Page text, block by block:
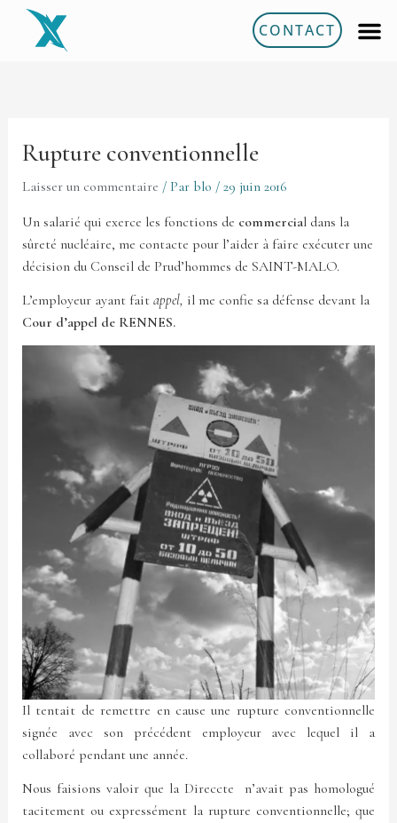
Aller
CONTACT
Rupture conventionnelle
Laisser un commentaire / Par blo / 29 juin 2016
Un salarié qui exerce les fonctions de commercial dans la
sûreté nucléaire, me contacte pour l’aider à faire exécuter une
décision du Conseil de Prud’hommes de SAINT-MALO.
L’employeur ayant fait appel, il me confie sa défense devant la
Cour d’appel de RENNES.
Il tentait de remettre en cause une rupture conventionnelle
signée avec son précédent employeur avec lequel il a
collaboré pendant une année.
Nous faisions valoir que la Direccte n’avait pas homologué
tacitement ou expressément la rupture conventionnelle; que